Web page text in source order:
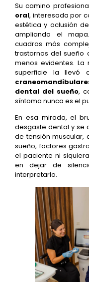
Su camino
oral, interesada por
estética y oclusión
ampliando el
cuadros más
trastornos del sueño
menos evidentes.
superficie la llevó
dental del sueño,
síntoma nunca es el
En esa mirada, el
desgaste dental y se
de tensión muscular,
sueño, factores
el paciente ni
en dejar de
interpretarlo.